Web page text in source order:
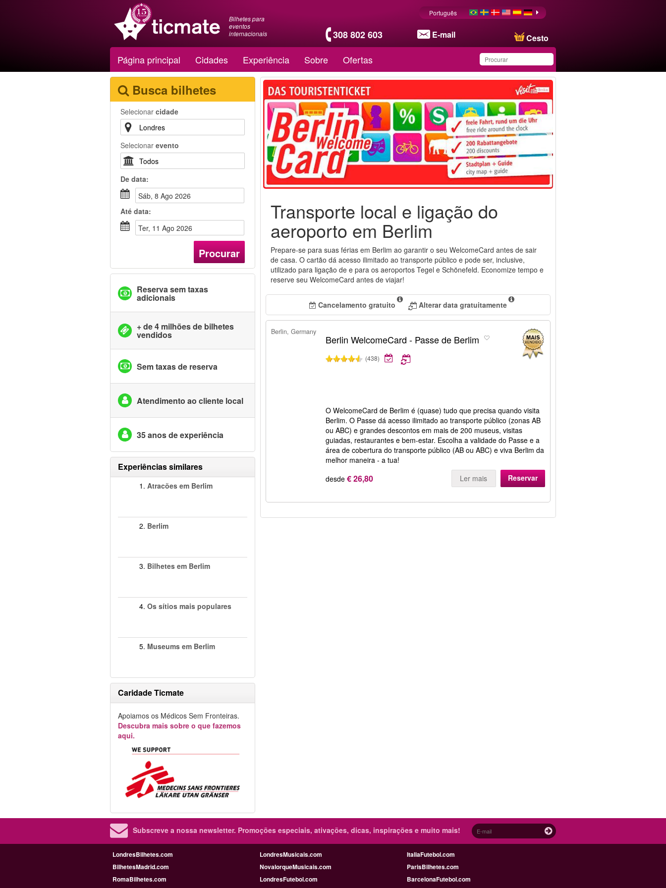
Bilhetes para
eventos
internacionais
308 802 603 E-mail Cesto
Português
Página principal Cidades Experiência Sobre Ofertas
Produto salvo na lista de
favoritos
Busca bilhetes
Selecionar cidade
Selecionar evento
De data:
Sáb, 8 Ago 2026
Até data:
Ter, 11 Ago 2026
Procurar
Reserva sem taxas
adicionais
+ de 4 milhões de bilhetes
vendidos
Sem taxas de reserva
Atendimento ao cliente local
35 anos de experiência
Experiências similares
1. Atracões em Berlim
2. Berlim
3. Bilhetes em Berlim
4. Os sítios mais populares
5. Museums em Berlim
Caridade Ticmate
Apoiamos os Médicos Sem Fronteiras.
Descubra mais sobre o que fazemos
aqui.
Transporte local e ligação do
aeroporto em Berlim
Prepare-se para suas férias em Berlim ao garantir o seu WelcomeCard antes de sair
de casa. O cartão dá acesso ilimitado ao transporte público e pode ser, inclusive,
utilizado para ligação de e para os aeroportos Tegel e Schönefeld. Economize tempo e
reserve seu WelcomeCard antes de viajar!
Cancelamento gratuito Alterar data gratuitamente
Berlin, Germany
Berlin WelcomeCard - Passe de Berlim
(438)
O WelcomeCard de Berlim é (quase) tudo que precisa quando visita
Berlim. O Passe dá acesso ilimitado ao transporte público (zonas AB
ou ABC) e grandes descontos em mais de 200 museus, visitas
guiadas, restaurantes e bem-estar. Escolha a validade do Passe e a
área de cobertura do transporte público (AB ou ABC) e viva Berlim da
melhor maneira - a tua!
desde € 26,80 Ler mais Reservar
Subscreve a nossa newsletter. Promoções especiais, ativações, dicas, inspirações e muito mais!
LondresBilhetes.com LondresMusicais.com
ItaliaFutebol.com
BilhetesMadrid.com
NovaIorqueMusicais.com
ParisBilhetes.com
RomaBilhetes.com
LondresFutebol.com
BarcelonaFutebol.com